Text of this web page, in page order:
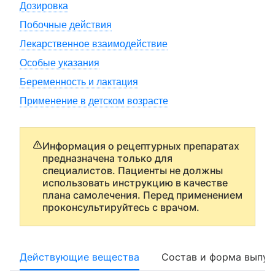
Дозировка
Побочные действия
Лекарственное взаимодействие
Особые указания
Беременность и лактация
Применение в детском возрасте
Информация о рецептурных препаратах
предназначена только для
специалистов. Пациенты не должны
использовать инструкцию в качестве
плана самолечения. Перед применением
проконсультируйтесь с врачом.
Действующие вещества Состав и форма